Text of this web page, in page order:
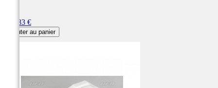
104,83 €
Ajouter au panier